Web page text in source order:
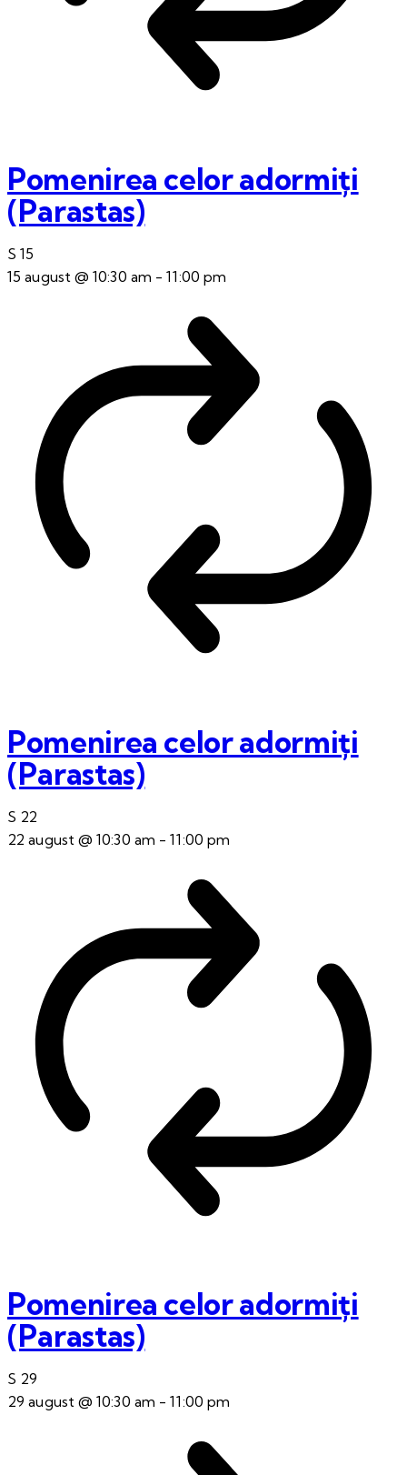
Pomenirea celor adormiți
(Parastas)
S15
15 august @ 10:30 am -11:00 pm
Pomenirea celor adormiți
(Parastas)
S 22
22 august @ 10:30 am -11:00 pm
Pomenirea celor adormiți
(Parastas)
S 29
29 august @ 10:30 am -11:00 pm